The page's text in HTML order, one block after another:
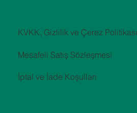
KVKK, Gizlilik ve Çerez Politikası
Mesafeli Satış Sözleşmesi
İptal ve İade Koşulları